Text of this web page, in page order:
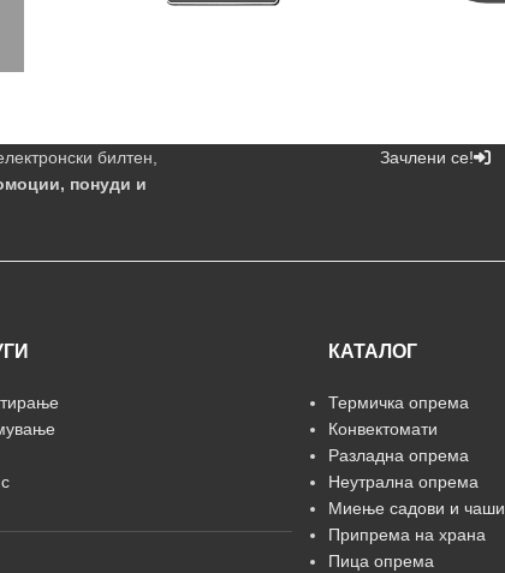
билтен,
понуди и
Зачлени се!
КАТАЛОГ
Термичка опрема
Конвектомати
Разладна опрема
Неутрална опрема
Миење садови и чаши
Припрема на храна
Пица опрема